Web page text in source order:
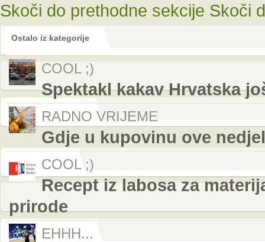
Skoči do prethodne sekcije Skoči
Ostalo iz kategorije
COOL ;)
Spektakl kakav Hrvatska
RADNO VRIJEME
Gdje u kupovinu ove
COOL ;)
Recept iz labosa za
prirode
EHHH...